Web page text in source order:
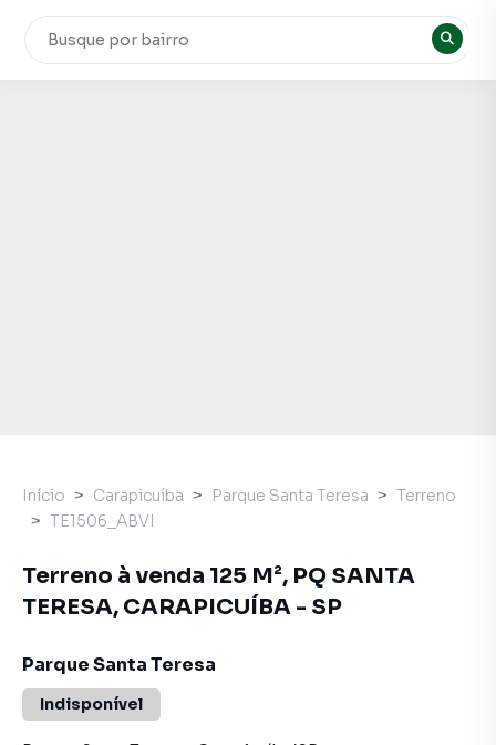
Início Carapicuíba Parque Santa Teresa
Terreno
TE1506_ABVI
Terreno à venda 125 M², PQ SANTA
TERESA, CARAPICUÍBA - SP
Parque Santa Teresa
Indisponível